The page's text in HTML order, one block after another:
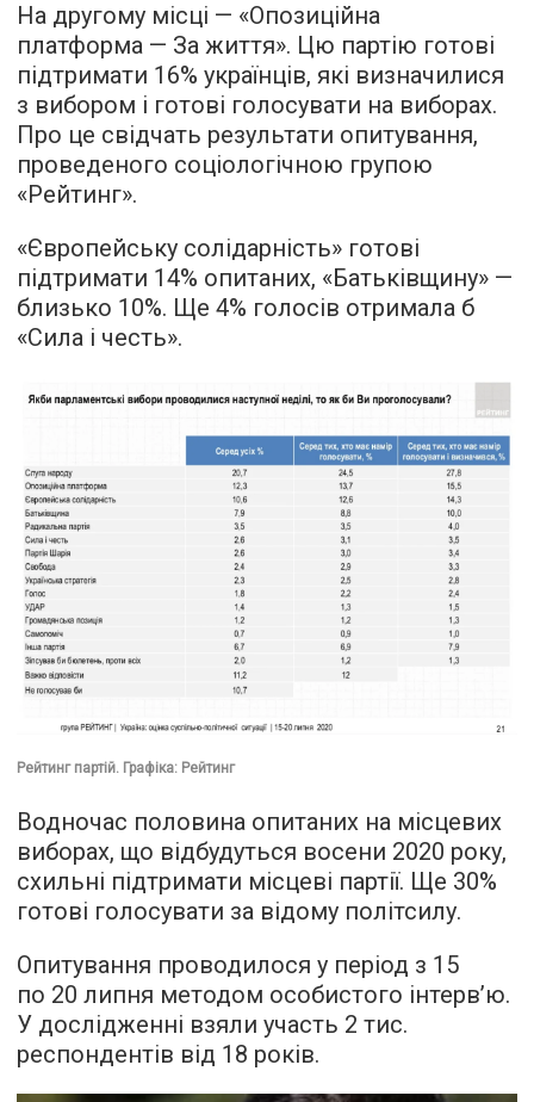
На другому місці — «Опозиційна
платформа — За життя». Цю партію готові
підтримати 16% українців, які визначилися
з вибором і готові голосувати на виборах.
Про це свідчать результати опитування,
проведеного соціологічною групою
«Рейтинг».
«Європейську солідарність» готові
підтримати 14% опитаних, «Батьківщину» —
близько 10%. Ще 4% голосів отримала б
«Сила і честь».
Рейтинг партій. Графіка: Рейтинг
Водночас половина опитаних на місцевих
виборах, що відбудуться восени 2020 року,
схильні підтримати місцеві партії. Ще 30%
готові голосувати за відому політсилу.
Опитування проводилося у період з 15
по 20 липня методом особистого інтерв’ю.
У дослідженні взяли участь 2 тис.
респондентів від 18 років.